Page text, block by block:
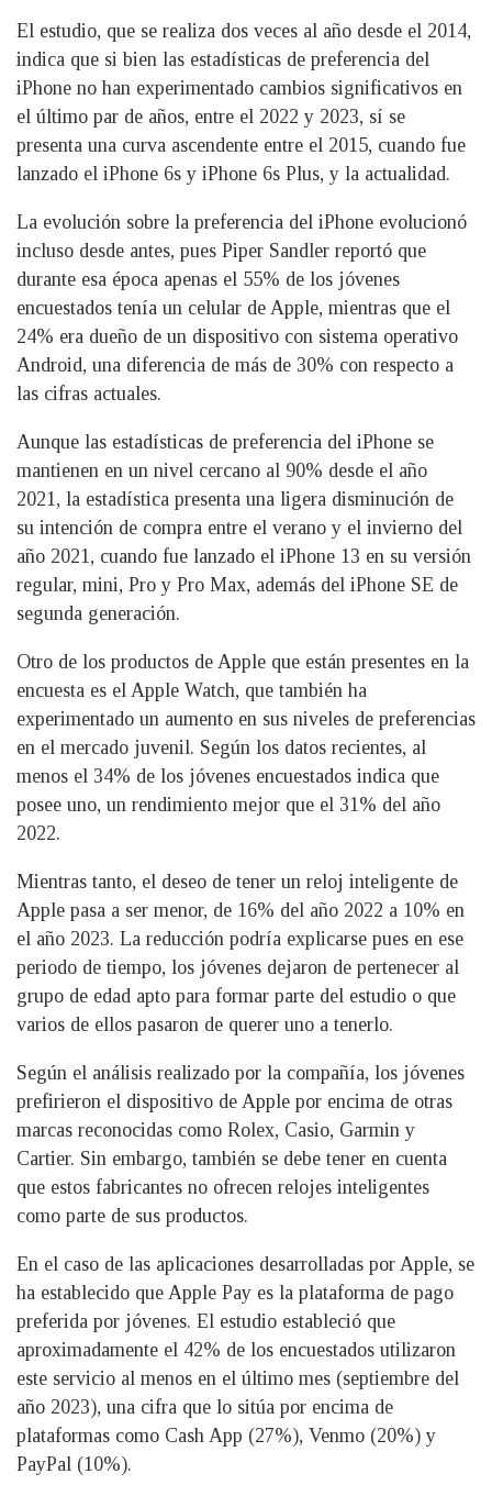
El estudio, que se realiza dos veces al año desde el 2014,
indica que si bien las estadísticas de preferencia del
iPhone no han experimentado cambios significativos en
el último par de años, entre el 2022 y 2023, sí se
presenta una curva ascendente entre el 2015, cuando fue
lanzado el iPhone 6s y iPhone 6s Plus, y la actualidad.
La evolución sobre la preferencia del iPhone evolucionó
incluso desde antes, pues Piper Sandler reportó que
durante esa época apenas el 55% de los jóvenes
encuestados tenía un celular de Apple, mientras que el
24% era dueño de un dispositivo con sistema operativo
Android, una diferencia de más de 30% con respecto a
las cifras actuales.
Aunque las estadísticas de preferencia del iPhone se
mantienen en un nivel cercano al 90% desde el año
2021, la estadística presenta una ligera disminución de
su intención de compra entre el verano y el invierno del
año 2021, cuando fue lanzado el iPhone 13 en su versión
regular, mini, Pro y Pro Max, además del iPhone SE de
segunda generación.
Otro de los productos de Apple que están presentes en la
encuesta es el Apple Watch, que también ha
experimentado un aumento en sus niveles de preferencias
en el mercado juvenil. Según los datos recientes, al
menos el 34% de los jóvenes encuestados indica que
posee uno, un rendimiento mejor que el 31% del año
2022.
Mientras tanto, el deseo de tener un reloj inteligente de
Apple pasa a ser menor, de 16% del año 2022 a 10% en
el año 2023. La reducción podría explicarse pues en ese
periodo de tiempo, los jóvenes dejaron de pertenecer al
grupo de edad apto para formar parte del estudio o que
varios de ellos pasaron de querer uno a tenerlo.
Según el análisis realizado por la compañía, los jóvenes
prefirieron el dispositivo de Apple por encima de otras
marcas reconocidas como Rolex, Casio, Garmin y
Cartier. Sin embargo, también se debe tener en cuenta
que estos fabricantes no ofrecen relojes inteligentes
como parte de sus productos.
En el caso de las aplicaciones desarrolladas por Apple, se
ha establecido que Apple Pay es la plataforma de pago
preferida por jóvenes. El estudio estableció que
aproximadamente el 42% de los encuestados utilizaron
este servicio al menos en el último mes (septiembre del
año 2023), una cifra que lo sitúa por encima de
plataformas como Cash App (27%), Venmo (20%) y
PayPal (10%).